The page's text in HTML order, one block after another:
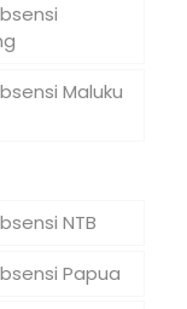
Maluku
NTB
Papua